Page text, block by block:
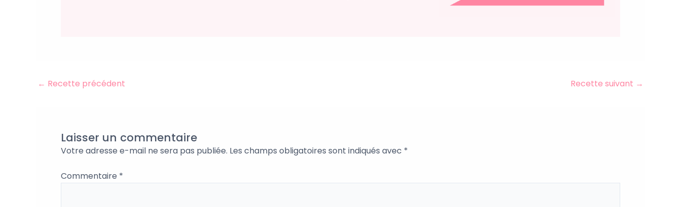
← Recette précédent Recette suivant →
Laisser un commentaire
Votre adresse e-mail ne sera pas publiée. Les champs obligatoires sont indiqués avec *
Commentaire *